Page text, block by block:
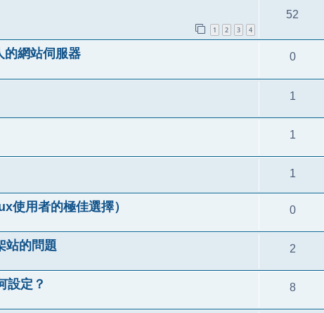
1 2 3 4
52
的網站伺服器 0
1
1
1
用者的極佳選擇） 0
站的問題 2
設定？ 8